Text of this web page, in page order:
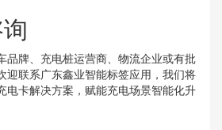
品牌、充电桩运营商、物流企业或有批
迎联系广东鑫业智能标签应用，我们将
电卡解决方案，赋能充电场景智能化升